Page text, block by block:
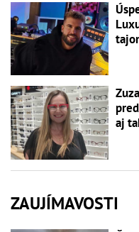
aj
ZAUJÍMAVOSTI